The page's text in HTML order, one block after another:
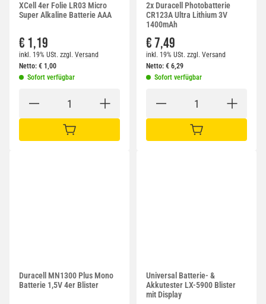
XCell 4er Folie LR03 Micro
Super Alkaline Batterie AAA
€ 1,19
inkl. 19% USt. zzgl. Versand
Netto: € 1,00
Sofort verfügbar
IN DEN WARENKORB
2x Duracell Photobatterie
CR123A Ultra Lithium 3V
1400mAh
€ 7,49
inkl. 19% USt. zzgl. Versand
Netto: € 6,29
Sofort verfügbar
IN DEN WARENKORB
Duracell MN1300 Plus Mono
Batterie 1,5V 4er Blister
Universal Batterie- &
Akkutester LX-5900 Blister
mit Display